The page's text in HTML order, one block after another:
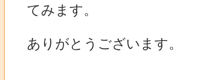
てみます。
ありがとうございます。